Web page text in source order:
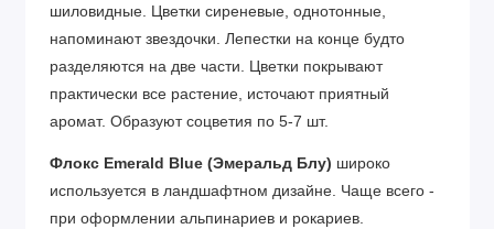
шиловидные.
Цветки сиреневые, однотонные,
напоминают звездочки. Лепестки на конце будто
разделяются на две части.
Цветки покрывают
практически все растение, источают приятный
аромат. Образуют соцветия по 5-7 шт.
Флокс Emerald Blue (Эмеральд Блу) широко
используется в ландшафтном дизайне. Чаще всего -
при оформлении альпинариев и рокариев.